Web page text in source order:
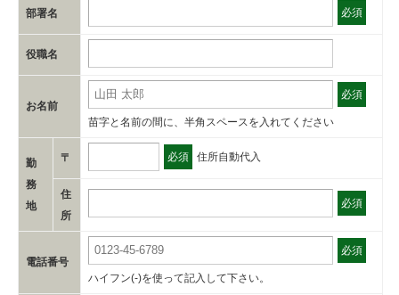
部署名 必須
役職名
お名前
必須
苗字と名前の間に、半角スペースを入れてください
勤
務
地
〒 必須 住所自動代入
住
所
必須
電話番号
必須
ハイフン(-)を使って記入して下さい。